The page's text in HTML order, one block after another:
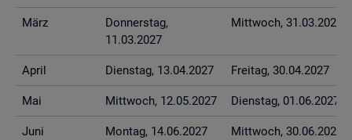
März
Don­ners­tag,
11.03.2027
Mitt­woch, 31.03.2027
April Diens­tag, 13.04.2027 Frei­tag, 30.04.2027
Mai Mitt­woch, 12.05.2027 Diens­tag, 01.06.2027
Juni Mon­tag, 14.06.2027 Mitt­woch, 30.06.2027